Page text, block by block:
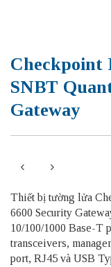
Checkpoint
SNBT
Gateway
Thiết bị tường lửa
6600 Security
10/100/1000 Base-T
transceivers,
port, RJ45 và USB